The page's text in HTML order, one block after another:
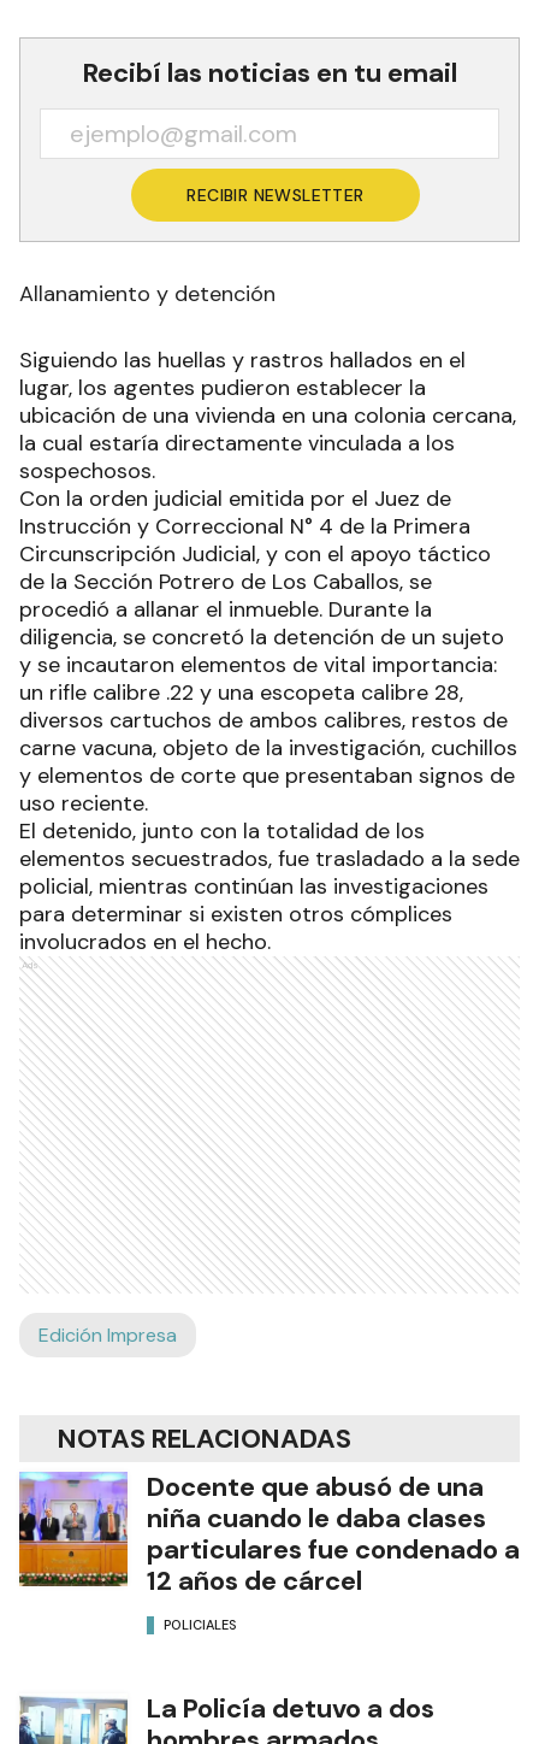
Recibí las noticias en tu email
RECIBIR NEWSLETTER
Allanamiento y detención
Siguiendo las huellas y rastros hallados en el
lugar, los agentes pudieron establecer la
ubicación de una vivienda en una colonia cercana,
la cual estaría directamente vinculada a los
sospechosos.
Con la orden judicial emitida por el Juez de
Instrucción y Correccional N° 4 de la Primera
Circunscripción Judicial, y con el apoyo táctico
de la Sección Potrero de Los Caballos, se
procedió a allanar el inmueble. Durante la
diligencia, se concretó la detención de un sujeto
y se incautaron elementos de vital importancia:
un rifle calibre .22 y una escopeta calibre 28,
diversos cartuchos de ambos calibres, restos de
carne vacuna, objeto de la investigación, cuchillos
y elementos de corte que presentaban signos de
uso reciente.
El detenido, junto con la totalidad de los
elementos secuestrados, fue trasladado a la sede
policial, mientras continúan las investigaciones
para determinar si existen otros cómplices
involucrados en el hecho.
Ads
Edición Impresa
NOTAS RELACIONADAS
Docente que abusó de una
niña cuando le daba clases
particulares fue condenado a
12 años de cárcel
POLICIALES
La Policía detuvo a dos